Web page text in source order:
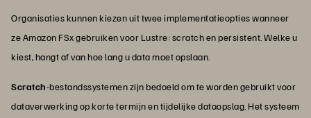
Organisaties kunnen kiezen uit twee implementatieopties wanneer
ze Amazon FSx gebruiken voor Lustre: scratch en persistent. Welke u
kiest, hangt af van hoe lang u data moet opslaan.
Scratch-bestandssystemen zijn bedoeld om te worden gebruikt voor
dataverwerking op korte termijn en tijdelijke dataopslag. Het systeem